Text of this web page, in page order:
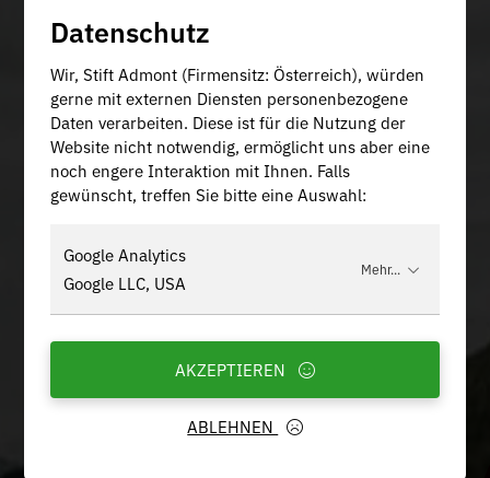
Datenschutz
Wir, Stift Admont (Firmensitz: Österreich), würden
gerne mit externen Diensten personenbezogene
Daten verarbeiten. Diese ist für die Nutzung der
Website nicht notwendig, ermöglicht uns aber eine
noch engere Interaktion mit Ihnen. Falls
gewünscht, treffen Sie bitte eine Auswahl:
Google Analytics
Google LLC, USA
Mehr...
ABLEHNEN
AKZEPTIEREN